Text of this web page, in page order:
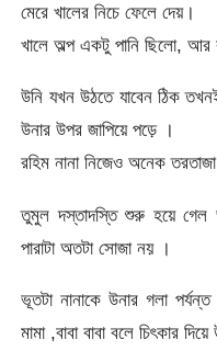
মেরে খালের নিচে ফেলে দেয়।
খালে অল্প একটু পানি ছিলো, আর
উনি যখন উঠতে যাবেন ঠিক
উনার উপর জাপিয়ে পড়ে ।
রহিম নানা নিজেও অনেক
তুমুল দস্তাদস্তি শুরু হয়ে
পারাটা অতটা সোজা নয় ।
ভূতটা নানাকে উনার গলা
মামা ,বাবা বাবা বলে চিৎকার